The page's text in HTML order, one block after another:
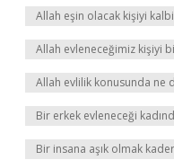
Allah eşin olacak kişiyi
Allah evleneceğimiz kişiyi
Allah evlilik konusunda ne
Bir erkek evleneceği
Bir insana aşık olmak